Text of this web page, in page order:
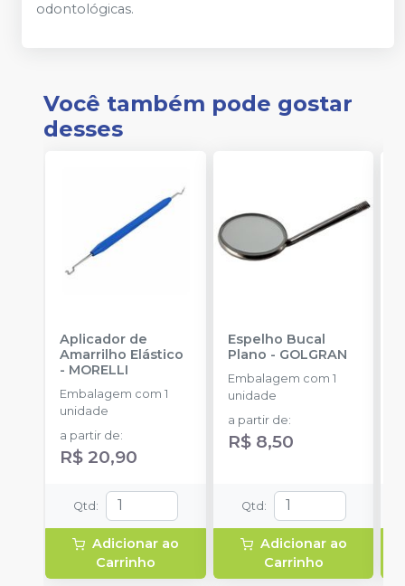
odontológicas.
Você também pode gostar
desses
Aplicador de
Amarrilho Elástico
- MORELLI
Embalagem com 1
unidade
a partir de:
R$ 20,90
Qtd :
Adicionar ao
Carrinho
Espelho Bucal
Plano - GOLGRAN
Embalagem com 1
unidade
a partir de:
R$ 8,50
Qtd :
Adicionar ao
Carrinho